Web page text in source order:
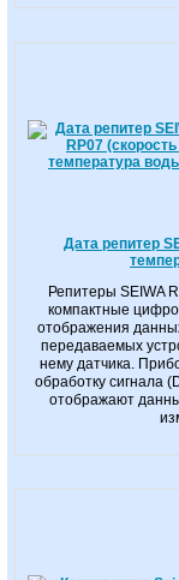
Дата репитер
Репитеры SEIWA
компактные
отображения
передаваемых
нему датчика.
обработку сигнала
отображают